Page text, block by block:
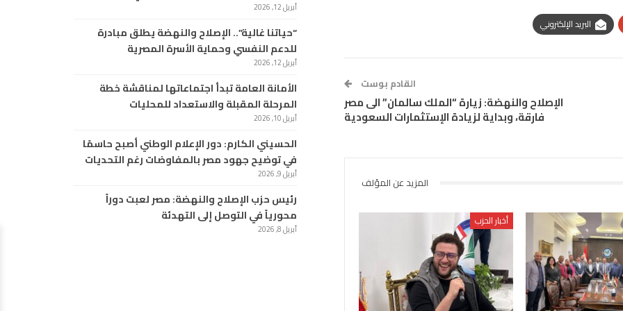
البريد الإلكتروني
القادم بوست
الإصلاح والنهضة: زيارة “الملك سالمان” الى مصر
فارقة، وبداية لزيادة الإستثمارات السعودية
المزيد عن المؤلف
أخبار الحزب
أبريل 12, 2026
“حياتنا غالية”.. الإصلاح والنهضة يطلق مبادرة
للدعم النفسي وحماية الأسرة المصرية
أبريل 12, 2026
الأمانة العامة تبدأ اجتماعاتها لمناقشة خطة
المرحلة المقبلة والاستعداد للمحليات
أبريل 10, 2026
الحسيني الكارم: دور الإعلام الوطني أصبح حاسمًا
في توضيح جهود مصر بالمفاوضات رغم التحديات
أبريل 9, 2026
رئيس حزب الإصلاح والنهضة: مصر لعبت دوراً
محورياً في التوصل إلى التهدئة
أبريل 8, 2026